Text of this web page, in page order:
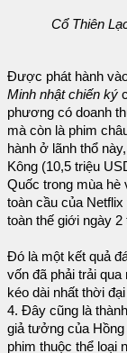
Cổ Thiên
Được phát hành
Minh nhật chiến ký
phương có doanh
mà còn là phim
hành ở lãnh thổ
Kông (10,5 triệu
Quốc trong mùa hè
toàn cầu của
toàn thế giới ngày 2
Đó là một kết quả
vốn đã phải trải
kéo dài nhất thời
4. Đây cũng là
giả tưởng của
phim thuộc thể loại